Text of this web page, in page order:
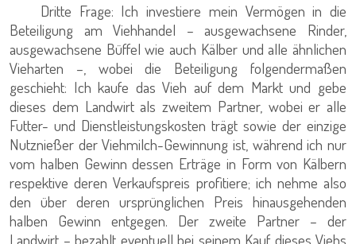
Dritte Frage: Ich investiere mein Vermögen in die
Beteiligung am Viehhandel – ausgewachsene Rinder,
ausgewachsene Büffel wie auch Kälber und alle ähnlichen
Vieharten –, wobei die Beteiligung folgendermaßen
geschieht: Ich kaufe das Vieh auf dem Markt und gebe
dieses dem Landwirt als zweitem Partner, wobei er alle
Futter- und Dienstleistungskosten trägt sowie der einzige
Nutznießer der Viehmilch-Gewinnung ist, während ich nur
vom halben Gewinn dessen Erträge in Form von Kälbern
respektive deren Verkaufspreis profitiere; ich nehme also
den über deren ursprünglichen Preis hinausgehenden
halben Gewinn entgegen. Der zweite Partner – der
Landwirt – bezahlt eventuell bei seinem Kauf dieses Viehs